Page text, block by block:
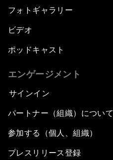
フォトギャラリー
ビデオ
ポッドキャスト
エンゲージメント
サインイン
パートナー（組織）について
参加する（個人、組織）
プレスリリース登録